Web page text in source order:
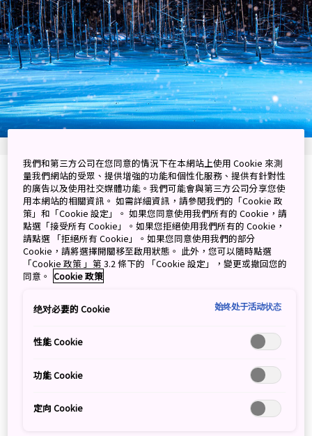
北海道上川郡美瑛町白金 (Shirogane, Biei-cho,
Kamikawa-gun, Hokkaido)
在 Google 地圖上檢視
取得轉乘資訊
冬季燈飾提升了青池夢幻的景色
(Blue Pond)，它的日文是「青い池」。水下的森林，點
觀聞名中外的。他在冬天為這個池塘拍攝的照片，在 2012
我們和第三方公司在您同意的情況下在本網站上使用 Cookie 來測
量我們網站的受眾、提供增強的功能和個性化服務、提供有針對性
的廣告以及使用社交媒體功能。我們可能會與第三方公司分享您使
用本網站的相關資訊。 如需詳細資訊，請參閱我們的「Cookie 政
策」和「Cookie 設定」。 如果您同意使用我們所有的 Cookie，請
點選「接受所有 Cookie」。如果您拒絕使用我們所有的 Cookie，
請點選 「拒絕所有 Cookie」。如果您同意使用我們的部分
Cookie，請將選擇開關移至啟用狀態。 此外，您可以隨時點選
「Cookie 政策 」第 3.2 條下的 「Cookie 設定」，變更或撤回您的
同意。 Cookie 政策
绝对必要的 Cookie 始终处于活动状态
性能 Cookie
功能 Cookie
定向 Cookie